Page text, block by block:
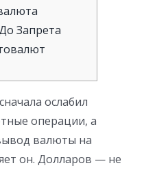
Запрета
ослабил
операции, а
валюты на
он. Долларов — не